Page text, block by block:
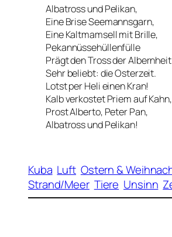
Albatross und Pelikan,
Eine Brise Seemannsgarn,
Eine Kaltmamsell mit Brille,
Pekannüssehüllenfülle
Prägt den Tross der
Sehr beliebt: die Osterzeit.
Lotst per Heli einen Kran!
Kalb verkostet Priem auf Kahn,
Prost Alberto, Peter Pan,
Albatross und Pelikan!
Kuba Luft Ostern &
Strand/Meer Tiere Unsinn